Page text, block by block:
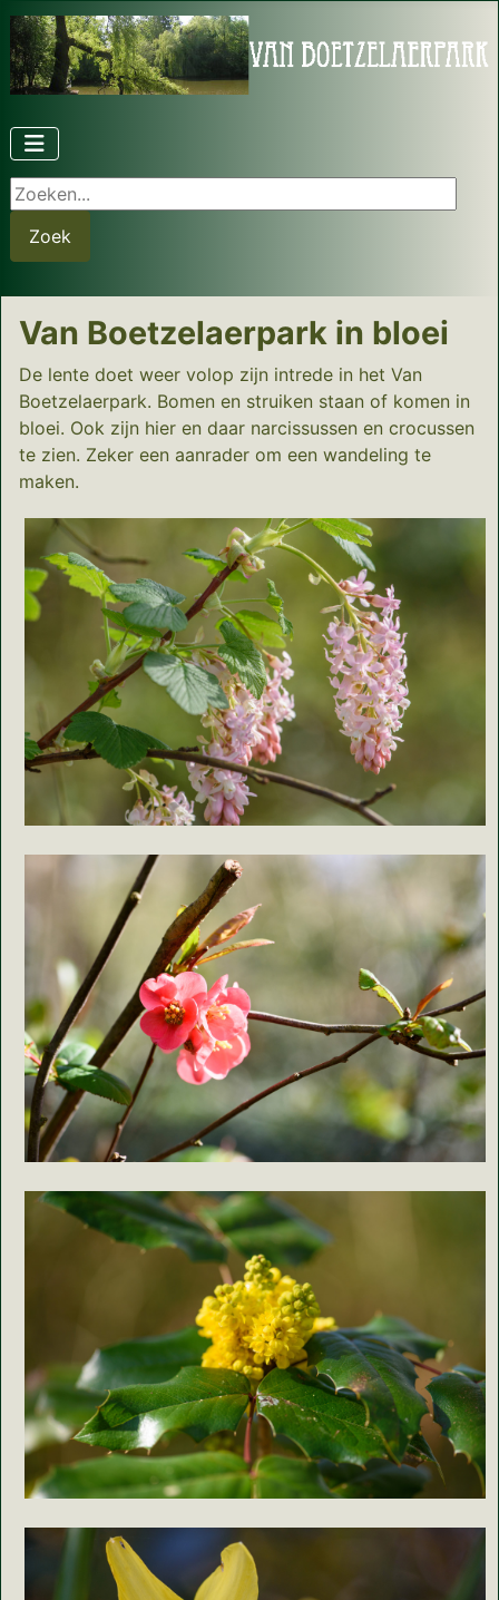
Zoeken...
Zoek
Van Boetzelaerpark in bloei
De lente doet weer volop zijn intrede in het Van
Boetzelaerpark. Bomen en struiken staan of komen in
bloei. Ook zijn hier en daar narcissussen en crocussen
te zien. Zeker een aanrader om een wandeling te
maken.